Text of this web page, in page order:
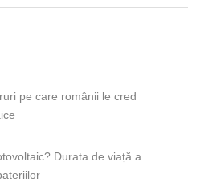
pe care românii le cred
Durata de viață a